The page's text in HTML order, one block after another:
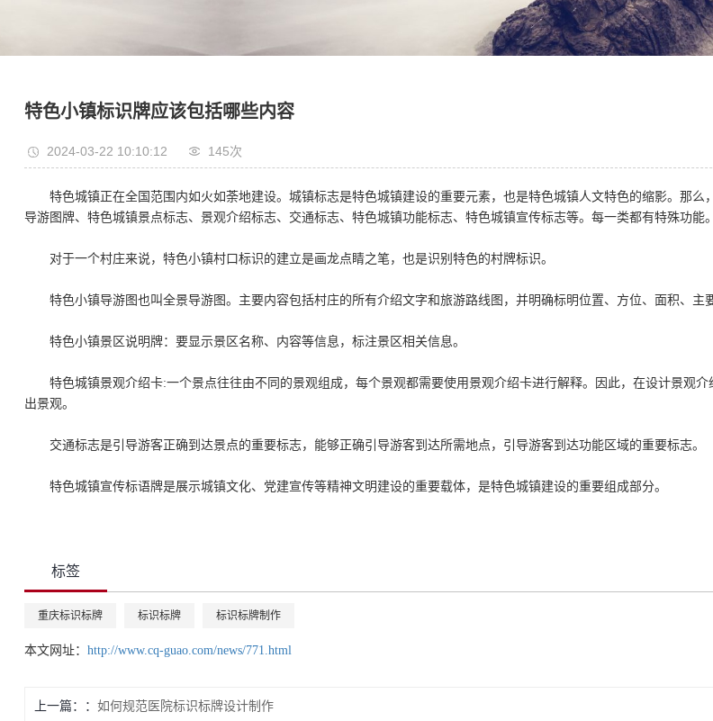
特色小镇标识牌应该包括哪些内容
2024-03-22 10:10:12 145次
特色城镇正在全国范围内如火如荼地建设。城镇标志是特色城镇建设的重要元素，也是特色城镇人文特色的缩影。那么
导游图牌、特色城镇景点标志、景观介绍标志、交通标志、特色城镇功能标志、特色城镇宣传标志等。每一类都有特殊功能。
对于一个村庄来说，特色小镇村口标识的建立是画龙点睛之笔，也是识别特色的村牌标识。
特色小镇导游图也叫全景导游图。主要内容包括村庄的所有介绍文字和旅游路线图，并明确标明位置、方位、面积、主
特色小镇景区说明牌：要显示景区名称、内容等信息，标注景区相关信息。
特色城镇景观介绍卡:一个景点往往由不同的景观组成，每个景观都需要使用景观介绍卡进行解释。因此，在设计景观
出景观。
交通标志是引导游客正确到达景点的重要标志，能够正确引导游客到达所需地点，引导游客到达功能区域的重要标志。
特色城镇宣传标语牌是展示城镇文化、党建宣传等精神文明建设的重要载体，是特色城镇建设的重要组成部分。
标签
重庆标识标牌 标识标牌 标识标牌制作
本文网址： http://www.cq-guao.com/news/771.html
上一篇： 如何规范医院标识标牌设计制作